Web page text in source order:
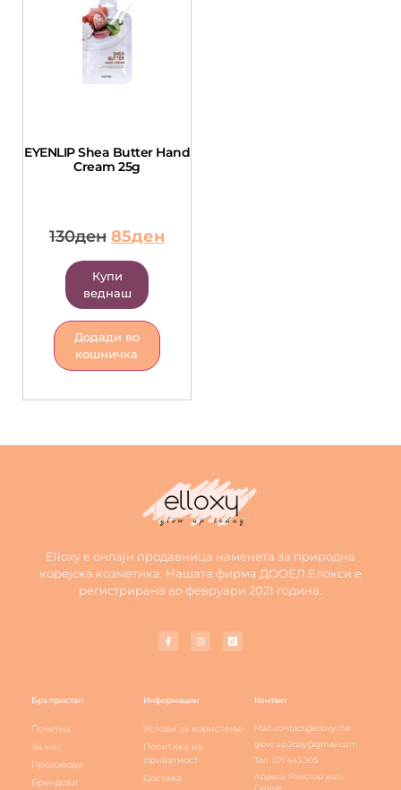
EYENLIP Shea Butter Hand
Cream 25g
130ден 85ден
Купи
веднаш
Додади во
кошничка
Elloxy е онлајн продавница наменета за природна
корејска козметика. Нашата фирма ДООЕЛ Елокси е
регистрирана во февруари 2021 година.
Брз пристап
Почетна
За нас
Производи
Брендови
Информации
Услови за користење
Политика на
приватност
Достава
Контакт
Mail: contact@elloxy.mk
glow.up.2day@gmail.com
Тел: 071 443 305
Адреса: Рамстор мол,